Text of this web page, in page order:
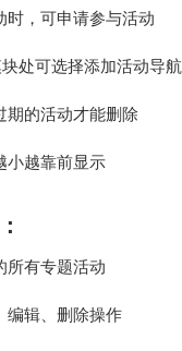
时，可申请参与活动
块处可选择添加活动导航
期的活动才能删除
小越靠前显示
所有专题活动
编辑、删除操作